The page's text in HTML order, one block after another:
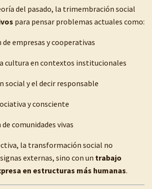
del pasado, la trimembración social
para pensar problemas actuales como:
empresas y cooperativas
cultura en contextos institucionales
social y el decir responsable
y consciente
comunidades vivas
la transformación social no
externas, sino con un trabajo
en estructuras más humanas.